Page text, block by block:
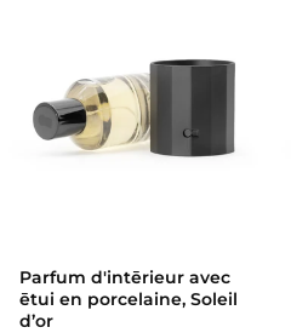
Parfum d'intērieur avec
ētui en porcelaine, Soleil
d’or